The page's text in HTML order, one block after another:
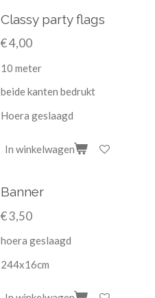
Classy party flags
€ 4,00
10 meter
beide kanten bedrukt
Hoera geslaagd
In winkelwagen
Banner
€ 3,50
hoera geslaagd
244x16cm